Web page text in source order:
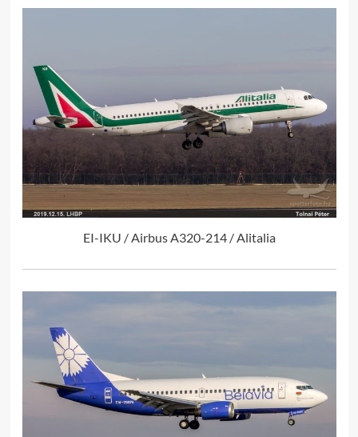
EI-IKU / Airbus A320-214 / Alitalia